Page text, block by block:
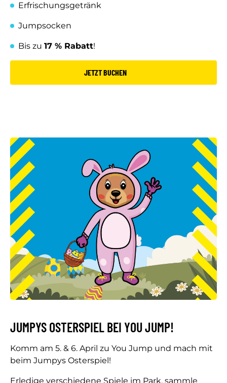
Erfrischungsgetränk
Jumpsocken
Bis zu 17 % Rabatt!
JETZT BUCHEN
JUMPYS OSTERSPIEL BEI YOU JUMP!
Komm am 5. & 6. April zu You Jump und mach mit
beim Jumpys Osterspiel!
Erledige verschiedene Spiele im Park, sammle